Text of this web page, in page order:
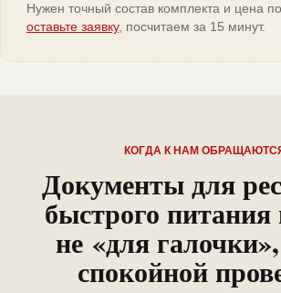
Нужен точный состав комплекта и цена
оставьте заявку, посчитаем за 15 минут.
КОГДА К НАМ
Документы для
быстрого
не «для
спокойной